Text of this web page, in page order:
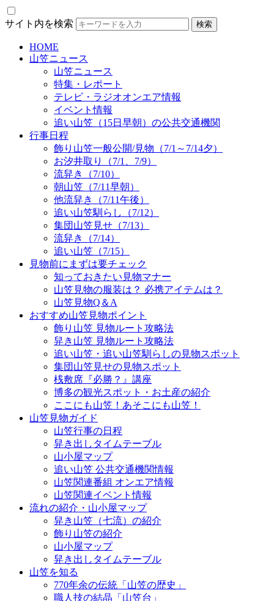
サイト内を検索
HOME
山笠ニュース
山笠ニュース
特集・レポート
テレビ・ラジオオンエア情報
イベント情報
追い山笠（15日早朝）の公共交通機関
行事日程
飾り山笠一般公開/見物（7/1～7/14夕）
お汐井取り（7/1、7/9）
流舁き（7/10）
朝山笠（7/11早朝）
他流舁き（7/11午後）
追い山笠馴らし（7/12）
集団山笠見せ（7/13）
流舁き（7/14）
追い山笠（7/15）
見物前にまずは要チェック
知っておきたい見物マナー
山笠見物の服装は？ 必携アイテムは？
山笠見物Q＆A
おすすめ山笠見物ポイント
飾り山笠 見物ルート攻略法
舁き山笠 見物ルート攻略法
追い山笠・追い山笠馴らしの見物スポット
集団山笠見せの見物スポット
桟敷席『必勝？』講座
博多の観光スポット・お土産の紹介
ここにも山笠！あそこにも山笠！
山笠見物ガイド
山笠行事の日程
舁き出しタイムテーブル
山小屋マップ
追い山笠 公共交通機関情報
山笠関連番組 オンエア情報
山笠関連イベント情報
流れの紹介・山小屋マップ
舁き山笠（七流）の紹介
飾り山笠の紹介
山小屋マップ
舁き出しタイムテーブル
山笠を知る
770年余の伝統「山笠の歴史」
職人技の結晶「山笠台」